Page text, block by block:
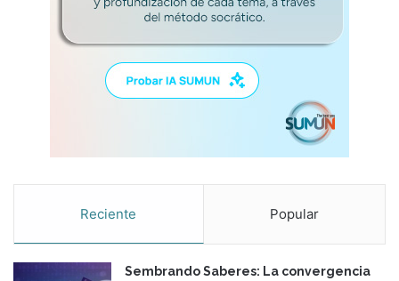
Reciente Popular
Sembrando Saberes: La convergencia